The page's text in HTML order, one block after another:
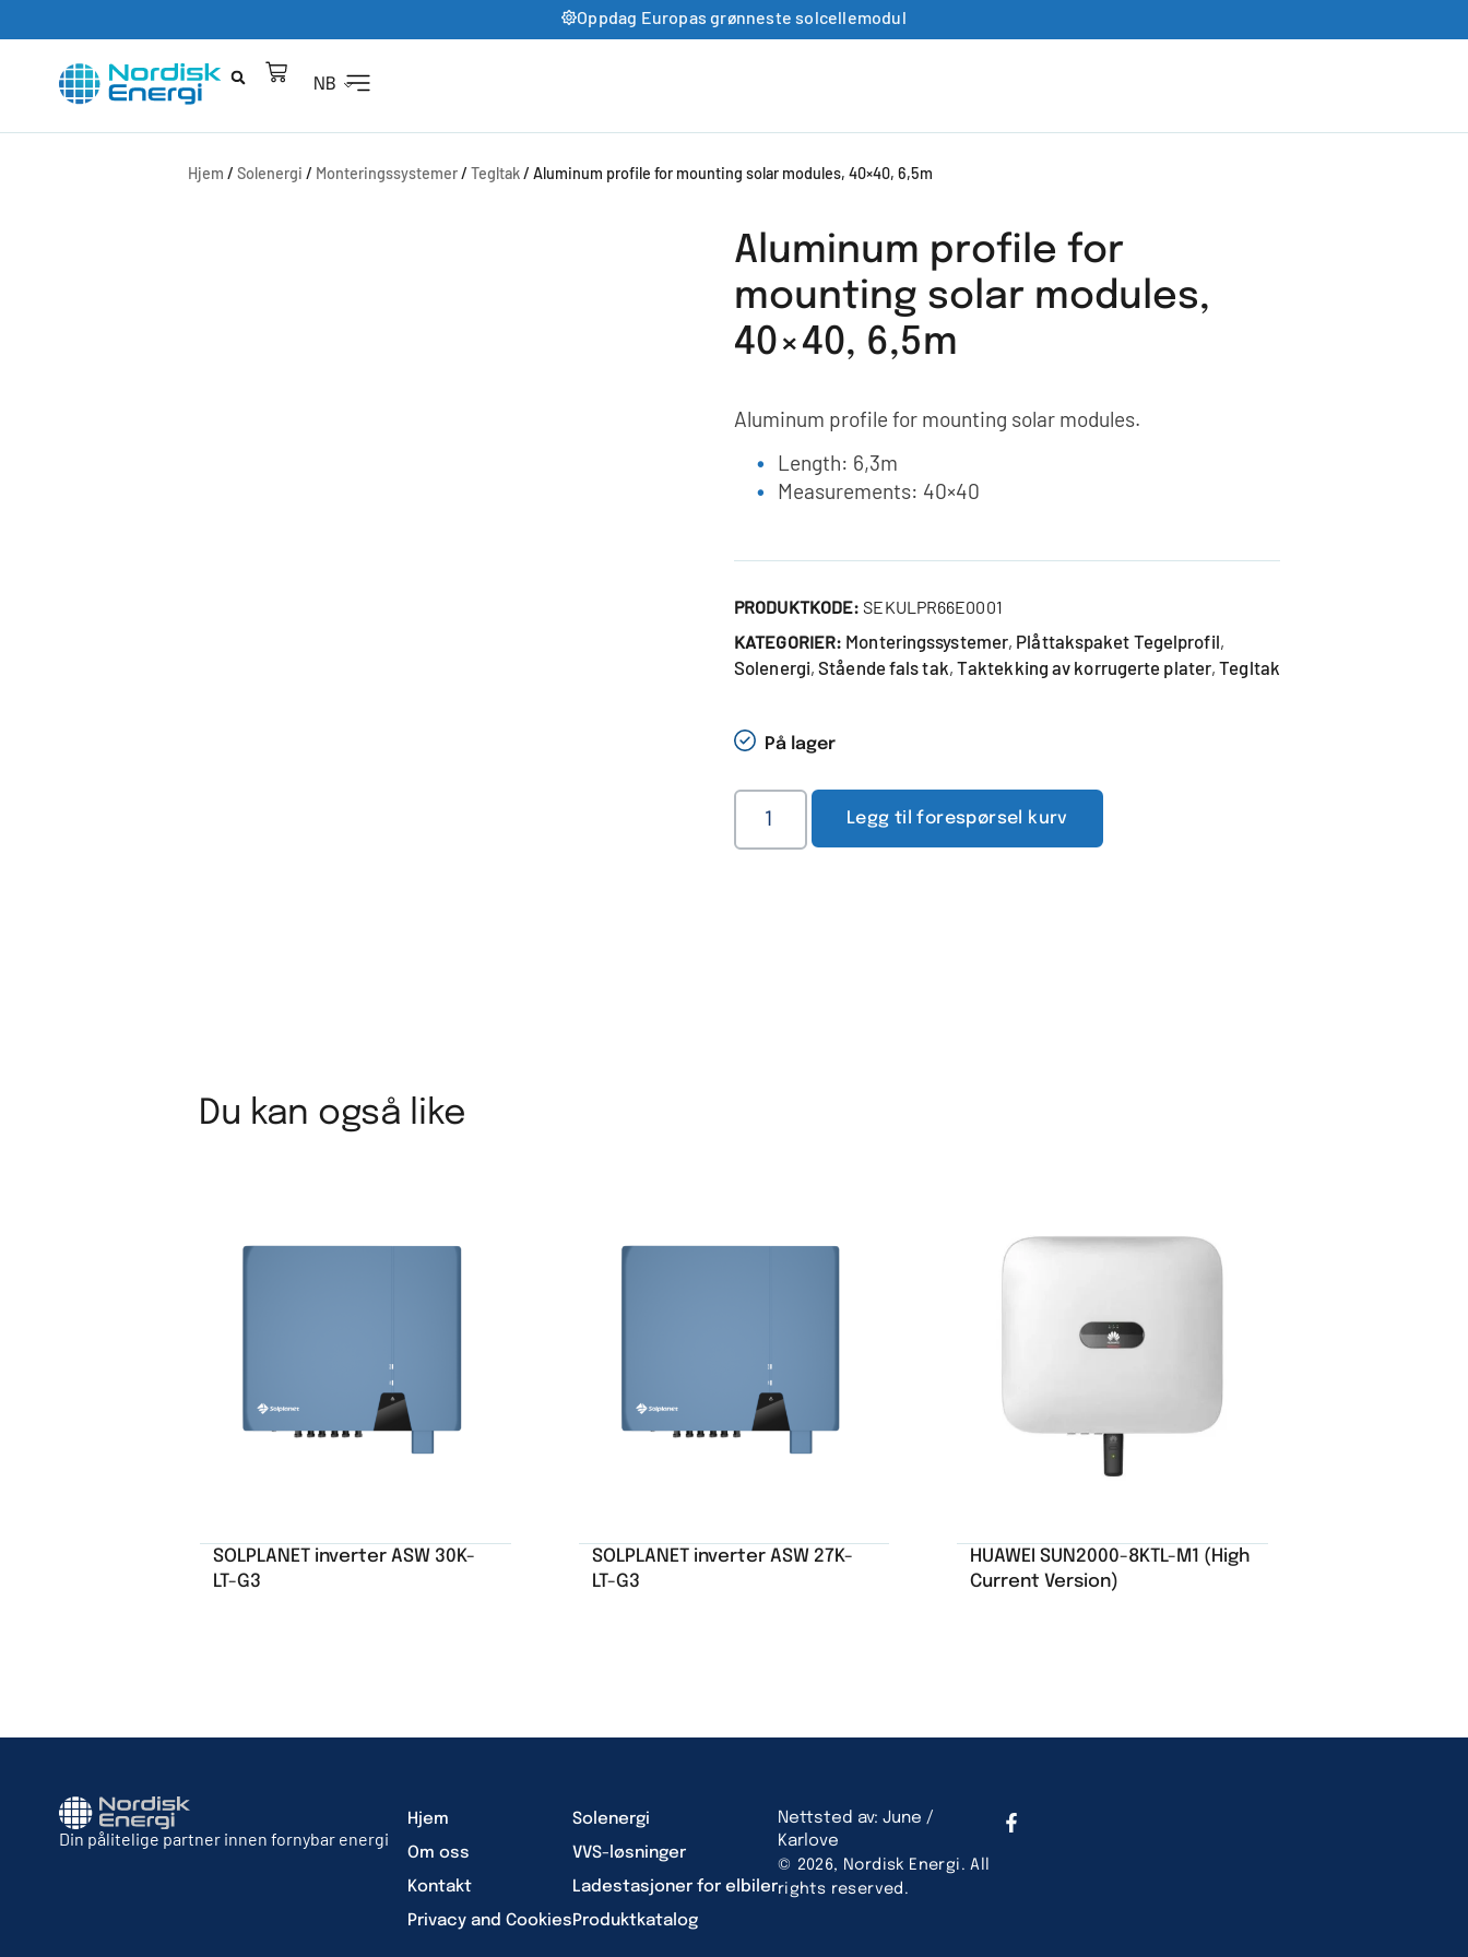
Oppdag Europas grønneste solcellemodul
NB
Hjem / Solenergi / Monteringssystemer/ Tegltak/ Aluminum profile for mounting solar modules, 40×40, 6,5m
Aluminum profile for
mounting solar modules,
40×40, 6,5m
Aluminum profile for mounting solar modules.
Length: 6,3m
Measurements: 40×40
PRODUKTKODE:SEKULPR66E0001
KATEGORIER: Monteringssystemer, Plåttakspaket Tegelprofil,
Solenergi,Stående fals tak, Taktekking av korrugerte plater,Tegltak
På lager
Legg til forespørsel kurv
Du kan også like
SOLPLANET inverter ASW 30K-
LT-G3
SOLPLANET inverter ASW 27K-
LT-G3
HUAWEI SUN2000-8KTL-M1 (High
Current Version)
Din pålitelige partner innen fornybar energi
Hjem
Om oss
Kontakt
Privacy and Cookies
Solenergi
VVS-løsninger
Ladestasjoner for elbiler
Produktkatalog
Nettsted av: June /
Karlove
© 2026, Nordisk Energi. All
rights reserved.